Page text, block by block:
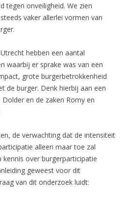
tegen onveiligheid. We zien
vaker allerlei vormen van
hebben een aantal
waarbij er sprake was van een
grote burgerbetrokkenheid
de burger. Denk hierbij aan een
en de zaken Romy en
de verwachting dat de intensiteit
alleen maar toe zal
over burgerparticipatie
geweest voor dit
van dit onderzoek luidt: